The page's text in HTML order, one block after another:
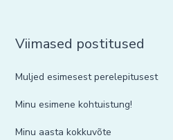
Viimased postitused
Muljed esimesest perelepitusest
Minu esimene kohtuistung!
Minu aasta kokkuvõte